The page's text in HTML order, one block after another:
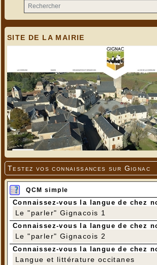
SITE DE LA MAIRIE
Testez vos connaissances sur Gignac
QCM simple
Connaissez-vous la langue de chez
Le "parler" Gignacois 1
Connaissez-vous la langue de chez
Le "parler" Gignacois 2
Connaissez-vous la langue de chez
Langue et littérature occitanes